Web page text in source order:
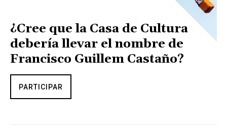
¿Cree que la Casa de Cultura
debería llevar el nombre de
Francisco Guillem Castaño?
PARTICIPAR